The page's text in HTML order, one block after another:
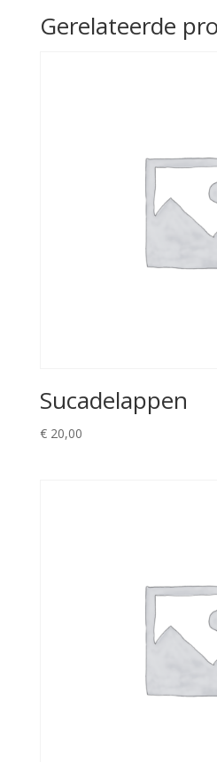
Gerelateerde
Sucadelappen
€20,00